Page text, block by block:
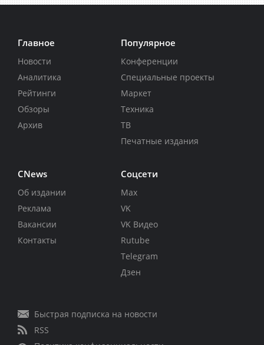
Главное
Новости
Аналитика
Рейтинги
Обзоры
Архив
Популярное
Конференции
Специальные проекты
Маркет
Техника
ТВ
Печатные издания
CNews
Об издании
Реклама
Вакансии
Контакты
Соцсети
Max
VK
VK Видео
Rutube
Telegram
Дзен
Быстрая подписка на новости
RSS